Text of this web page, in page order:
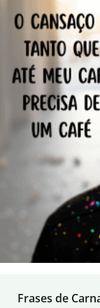
Frases de